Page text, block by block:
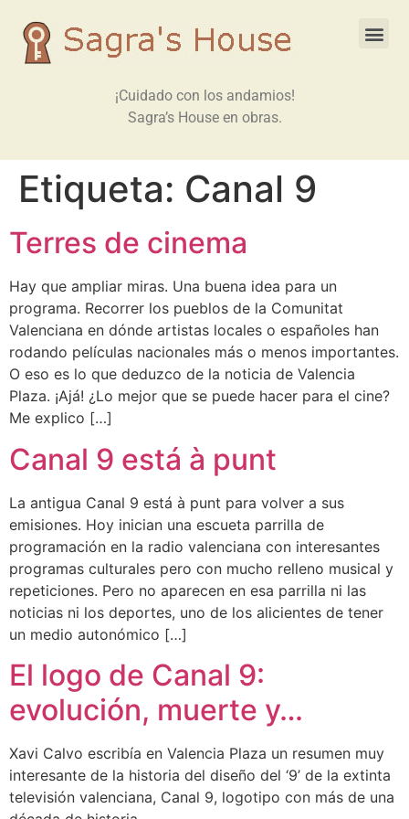
¡Cuidado con los andamios!
Sagra’s House en obras.
Etiqueta: Canal 9
Terres de cinema
Hay que ampliar miras. Una buena idea para un
programa. Recorrer los pueblos de la Comunitat
Valenciana en dónde artistas locales o españoles han
rodando películas nacionales más o menos importantes.
O eso es lo que deduzco de la noticia de Valencia
Plaza. ¡Ajá! ¿Lo mejor que se puede hacer para el cine?
Me explico […]
Canal 9 está à punt
La antigua Canal 9 está à punt para volver a sus
emisiones. Hoy inician una escueta parrilla de
programación en la radio valenciana con interesantes
programas culturales pero con mucho relleno musical y
repeticiones. Pero no aparecen en esa parrilla ni las
noticias ni los deportes, uno de los alicientes de tener
un medio autonómico […]
El logo de Canal 9:
evolución, muerte y…
Xavi Calvo escribía en Valencia Plaza un resumen muy
interesante de la historia del diseño del ‘9’ de la extinta
televisión valenciana, Canal 9, logotipo con más de una